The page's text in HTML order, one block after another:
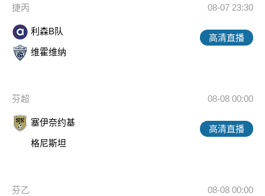
捷丙 08-07 23:30
利森B队
维霍维纳
高清直播
芬超 08-08 00:00
塞伊奈约基
格尼斯坦
高清直播
芬乙 08-08 00:00